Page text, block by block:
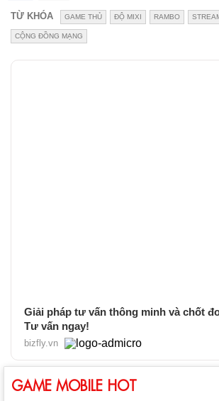
TỪ KHÓA GAME THỦ ĐỘ MIXI RAMBO
CỘNG ĐỒNG MẠNG
Giải pháp tư vấn thông minh và chốt
Tư vấn ngay!
bizfly.vn
GAME MOBILE HOT